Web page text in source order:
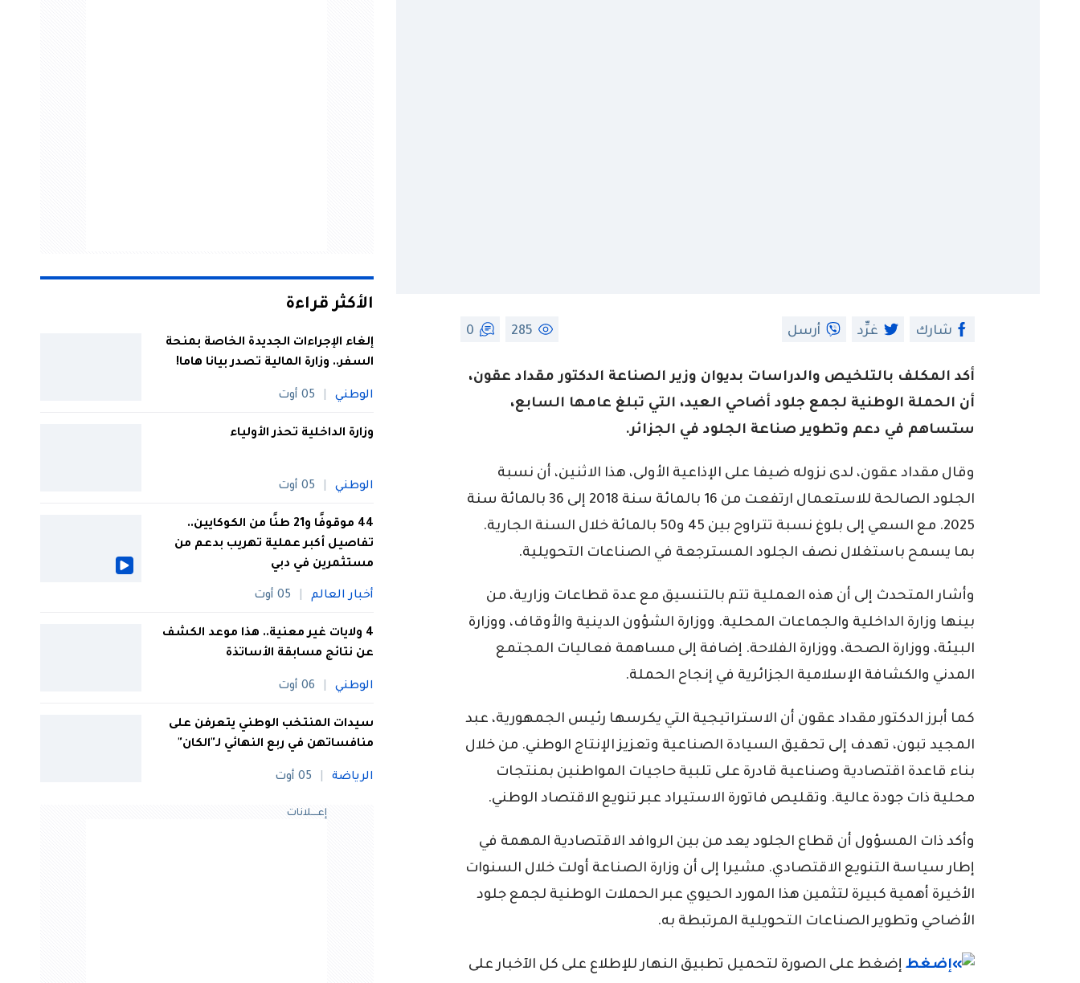
شارك غرِّد أرسل 285
0
أكد المكلف بالتلخيص والدراسات بديوان وزير الصناعة الدكتور مقداد عقون،
أن الحملة الوطنية لجمع جلود أضاحي العيد، التي تبلغ عامها السابع،
ستساهم في دعم وتطوير صناعة الجلود في الجزائر.
وقال مقداد عقون، لدى نزوله ضيفا على الإذاعية الأولى، هذا الاثنين، أن نسبة
الجلود الصالحة للاستعمال ارتفعت من 16 بالمائة سنة 2018 إلى 36 بالمائة سنة
2025. مع السعي إلى بلوغ نسبة تتراوح بين 45 و50 بالمائة خلال السنة الجارية.
بما يسمح باستغلال نصف الجلود المسترجعة في الصناعات التحويلية.
وأشار المتحدث إلى أن هذه العملية تتم بالتنسيق مع عدة قطاعات وزارية، من
بينها وزارة الداخلية والجماعات المحلية. ووزارة الشؤون الدينية والأوقاف، ووزارة
البيئة، ووزارة الصحة، ووزارة الفلاحة. إضافة إلى مساهمة فعاليات المجتمع
المدني والكشافة الإسلامية الجزائرية في إنجاح الحملة.
كما أبرز الدكتور مقداد عقون أن الاستراتيجية التي يكرسها رئيس الجمهورية، عبد
المجيد تبون، تهدف إلى تحقيق السيادة الصناعية وتعزيز الإنتاج الوطني. من خلال
بناء قاعدة اقتصادية وصناعية قادرة على تلبية حاجيات المواطنين بمنتجات
محلية ذات جودة عالية. وتقليص فاتورة الاستيراد عبر تنويع الاقتصاد الوطني.
وأكد ذات المسؤول أن قطاع الجلود يعد من بين الروافد الاقتصادية المهمة في
إطار سياسة التنويع الاقتصادي. مشيرا إلى أن وزارة الصناعة أولت خلال السنوات
الأخيرة أهمية كبيرة لتثمين هذا المورد الحيوي عبر الحملات الوطنية لجمع جلود
الأضاحي وتطوير الصناعات التحويلية المرتبطة به.
إضغط على الصورة لتحميل تطبيق النهار للإطلاع على كل الآخبار على
الأكثر قراءة
إلغاء الإجراءات الجديدة الخاصة بمنحة
السفر.. وزارة المالية تصدر بيانا هاما!
الوطني 05 أوت
وزارة الداخلية تحذر الأولياء
الوطني 05 أوت
44 موقوفًا و21 طنًا من الكوكايين..
تفاصيل أكبر عملية تهريب بدعم من
مستثمرين في دبي
أخبار العالم 05 أوت
4 ولايات غير معنية.. هذا موعد الكشف
عن نتائج مسابقة الأساتذة
الوطني 06 أوت
سيدات المنتخب الوطني يتعرفن على
منافساتهن في ربع النهائي لـ"الكان"
الرياضة 05 أوت
إعــــلانات